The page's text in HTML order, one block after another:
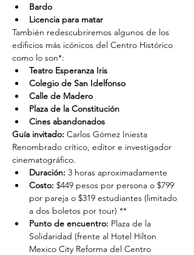
Bardo
Licencia para matar
También redescubriremos algunos de los
edificios más icónicos del Centro Histórico
como lo son*:
Teatro Esperanza Iris
Colegio de San Idelfonso
Calle de Madero
Plaza de la Constitución
Cines abandonados
Guía invitado: Carlos Gómez Iniesta
Renombrado crítico, editor e investigador
cinematográfico.
Duración: 3 horas aproximadamente
Costo: $449 pesos por persona o $799
por pareja o $319 estudiantes (limitado
a dos boletos por tour) **
Punto de encuentro: Plaza de la
Solidaridad (frente al Hotel Hilton
Mexico City Reforma del Centro